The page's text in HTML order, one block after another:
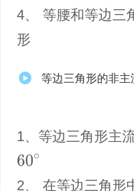
4、 等腰和等边三
形
等边三角形的非主
1、等边三角形主
60∘
2、 在等边三角形